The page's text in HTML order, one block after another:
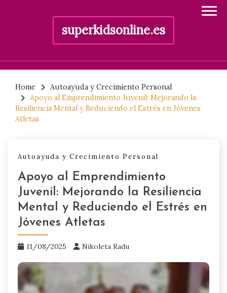
superkidsonline.es
content
Home
Autoayuda y Crecimiento Personal
Apoyo al Emprendimiento Juvenil: Mejorando la
Resiliencia Mental y Reduciendo el Estrés en Jóvenes
Atletas
Autoayuda y Crecimiento Personal
Apoyo al Emprendimiento
Juvenil: Mejorando la Resiliencia
Mental y Reduciendo el Estrés en
Jóvenes Atletas
11/08/2025 Nikoleta Radu